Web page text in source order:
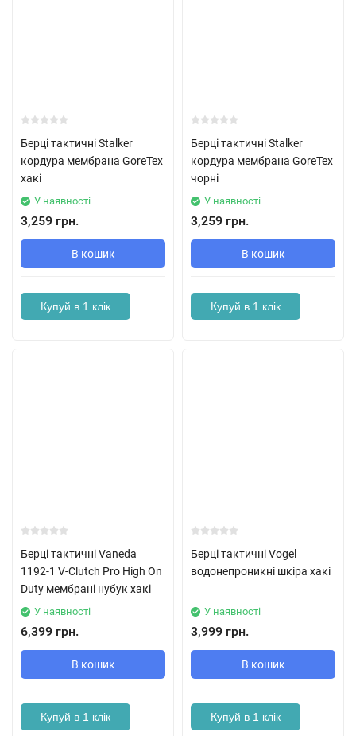
Берці тактичні Stalker
кордура мембрана GoreTex
хакі
У наявності
3,259 грн.
В кошик
Купуй в 1 клік
Берці тактичні Stalker
кордура мембрана GoreTex
чорні
У наявності
3,259 грн.
В кошик
Купуй в 1 клік
Берці тактичні Vaneda
1192-1 V-Clutch Pro High On
Duty мембрані нубук хакі
У наявності
6,399 грн.
В кошик
Купуй в 1 клік
Берці тактичні Vogel
водонепроникні шкіра хакі
У наявності
3,999 грн.
В кошик
Купуй в 1 клік